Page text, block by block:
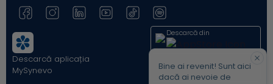
Descarcă aplicația
MySynevo
Descarcă din
Bine ai revenit! Sunt aici
dacă ai nevoie de